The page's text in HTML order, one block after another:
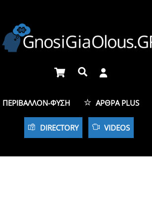
Cart Αναζήτηση
ΠΕΡΙΒΆΛΛΟΝ-ΦΎΣΗ ΆΡΘΡΑ PLUS
DIRECTORY VIDEOS